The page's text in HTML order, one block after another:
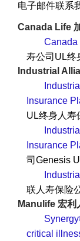
电子邮件联系
Canada Life
Canada
寿公司UL终
Industrial
Insurance
UL终身人寿
Insurance
司Genesis
联人寿保险
Manulife 宏利
critical